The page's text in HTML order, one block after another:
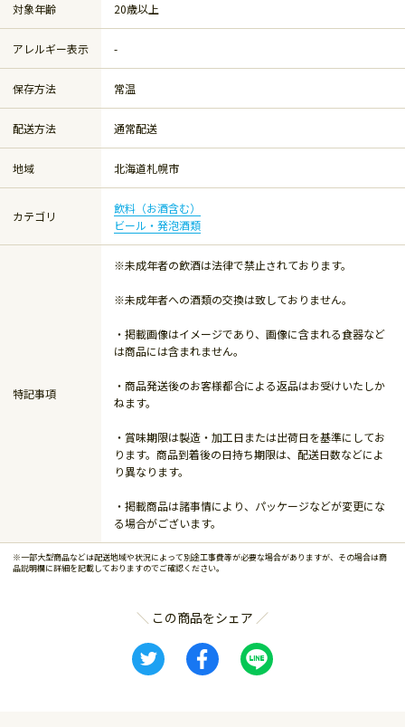
対象年齢 20歳以上
アレルギー表示 -
保存方法 常温
配送方法 通常配送
地域 北海道札幌市
カテゴリ
飲料（お酒含む）
ビール・発泡酒類
特記事項
※未成年者の飲酒は法律で禁止されております。
※未成年者への酒類の交換は致しておりません。
・掲載画像はイメージであり、画像に含まれる食器など
は商品には含まれません。
・商品発送後のお客様都合による返品はお受けいたしか
ねます。
・賞味期限は製造・加工日または出荷日を基準にしてお
ります。商品到着後の日持ち期限は、配送日数などによ
り異なります。
・掲載商品は諸事情により、パッケージなどが変更にな
る場合がございます。
※一部大型商品などは配送地域や状況によって別途工事費等が必要な場合がありますが、その場合は商
品説明欄に詳細を記載しておりますのでご確認ください。
この商品をシェア